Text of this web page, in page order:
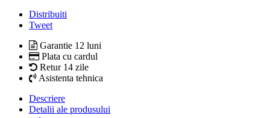
Distribuiti
Tweet
Garantie 12 luni
Plata cu cardul
Retur 14 zile
Asistenta tehnica
Descriere
Detalii ale produsului